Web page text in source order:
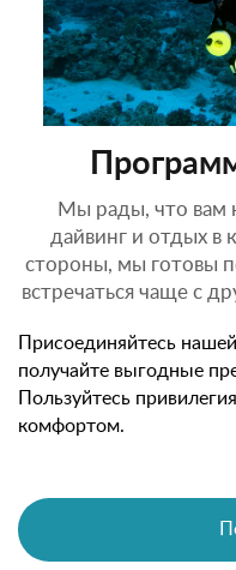
Мы рады, что вам
дайвинг и отдых в
стороны, мы готовы
встречаться чаще с
Присоединяйтесь
получайте выгодные
Пользуйтесь
комфортом.